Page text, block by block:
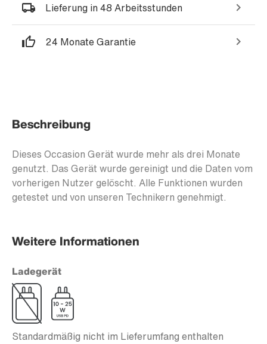
Lieferung in 48 Arbeitsstunden
24 Monate Garantie
Beschreibung
Dieses Occasion Gerät wurde mehr als drei Monate
genutzt. Das Gerät wurde gereinigt und die Daten vom
vorherigen Nutzer gelöscht. Alle Funktionen wurden
getestet und von unseren Technikern genehmigt.
Weitere Informationen
Ladegerät
Standardmäßig nicht im Lieferumfang enthalten